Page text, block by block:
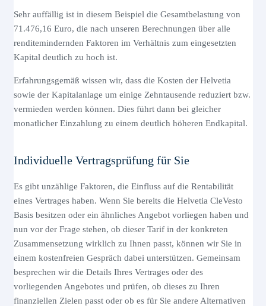
Sehr auffällig ist in diesem Beispiel die Gesamtbelastung von
71.476,16 Euro, die nach unseren Berechnungen über alle
renditemindernden Faktoren im Verhältnis zum eingesetzten
Kapital deutlich zu hoch ist.
Erfahrungsgemäß wissen wir, dass die Kosten der Helvetia
sowie der Kapitalanlage um einige Zehntausende reduziert bzw.
vermieden werden können. Dies führt dann bei gleicher
monatlicher Einzahlung zu einem deutlich höheren Endkapital.
Individuelle Vertragsprüfung für Sie
Es gibt unzählige Faktoren, die Einfluss auf die Rentabilität
eines Vertrages haben. Wenn Sie bereits die Helvetia CleVesto
Basis besitzen oder ein ähnliches Angebot vorliegen haben und
nun vor der Frage stehen, ob dieser Tarif in der konkreten
Zusammensetzung wirklich zu Ihnen passt, können wir Sie in
einem kostenfreien Gespräch dabei unterstützen. Gemeinsam
besprechen wir die Details Ihres Vertrages oder des
vorliegenden Angebotes und prüfen, ob dieses zu Ihren
finanziellen Zielen passt oder ob es für Sie andere Alternativen